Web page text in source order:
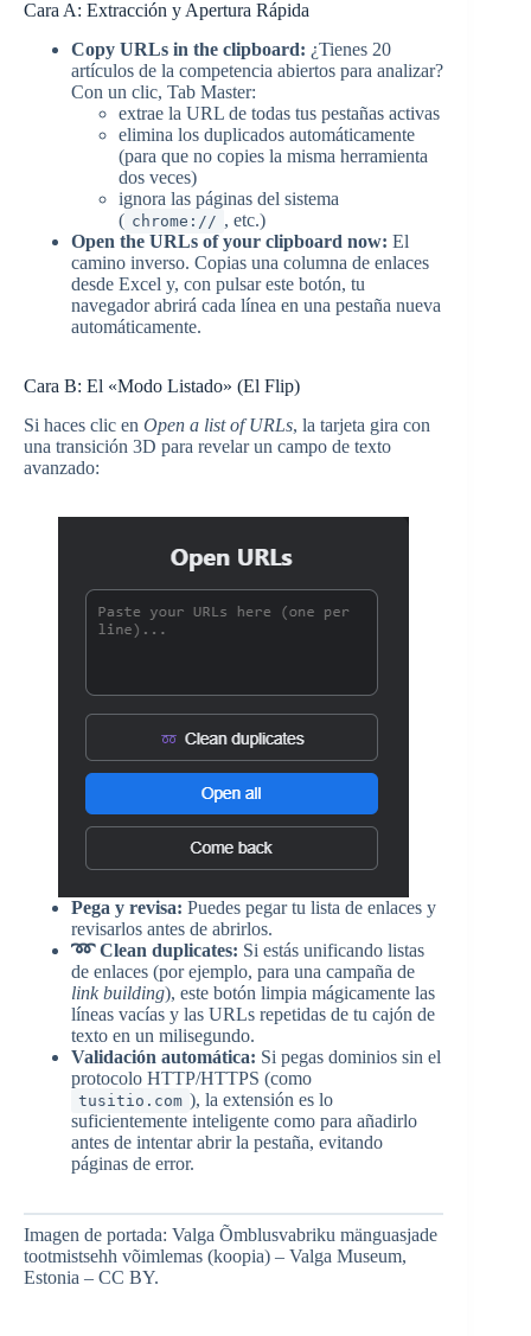
Cara A: Extracción y Apertura Rápida
Copy URLs in the clipboard: ¿Tienes 20
artículos de la competencia abiertos para analizar?
Con un clic, Tab Master:
extrae la URL de todas tus pestañas activas
elimina los duplicados automáticamente
(para que no copies la misma herramienta
dos veces)
ignora las páginas del sistema
( chrome:// , etc.)
Open the URLs of your clipboard now: El
camino inverso. Copias una columna de enlaces
desde Excel y, con pulsar este botón, tu
navegador abrirá cada línea en una pestaña nueva
automáticamente.
Cara B: El «Modo Listado» (El Flip)
Si haces clic en Open a list of URLs, la tarjeta gira con
una transición 3D para revelar un campo de texto
avanzado:
Pega y revisa: Puedes pegar tu lista de enlaces y
revisarlos antes de abrirlos.
➿ Clean duplicates: Si estás unificando listas
de enlaces (por ejemplo, para una campaña de
link building), este botón limpia mágicamente las
líneas vacías y las URLs repetidas de tu cajón de
texto en un milisegundo.
Validación automática: Si pegas dominios sin el
protocolo HTTP/HTTPS (como
tusitio.com ), la extensión es lo
suficientemente inteligente como para añadirlo
antes de intentar abrir la pestaña, evitando
páginas de error.
Imagen de portada: Valga Õmblusvabriku mänguasjade
tootmistsehh võimlemas (koopia) – Valga Museum,
Estonia – CC BY.